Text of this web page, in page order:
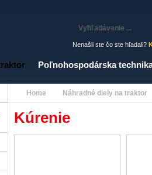
Nenašli ste čo ste hľadali?
Poľnohospodárska
Home Náhradné diely na traktor
Kúrenie